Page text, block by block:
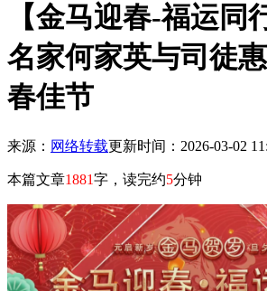
【金马迎春-福运同
名家何家英与司徒
春佳节
来源： 网络转载更新时间：2026-03-02
本篇文章1881字，读完约5分钟